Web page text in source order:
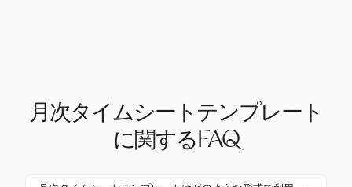
月次タイムシートテンプレート
に関するFAQ